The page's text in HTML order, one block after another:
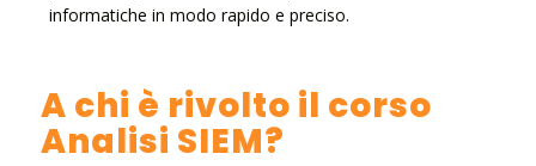
informatiche in modo rapido e preciso.
A chi è rivolto il corso
Analisi SIEM?